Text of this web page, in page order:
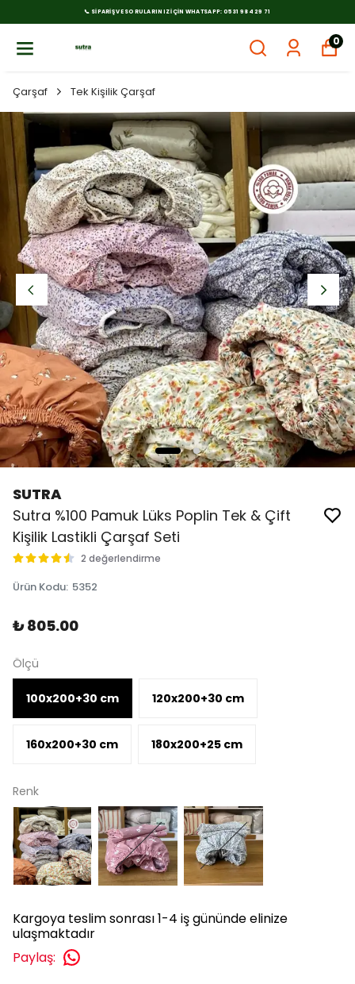
📞 SIPARIŞ VE SORULARINIZ İÇIN WHATSAPP: 0531 984 29 71
0
Çarşaf Tek Kişilik Çarşaf
SUTRA
Sutra %100 Pamuk Lüks Poplin Tek & Çift
Kişilik Lastikli Çarşaf Seti
2 değerlendirme
Ürün Kodu: 5352
₺ 805.00
Ölçü
100x200+30 cm 120x200+30 cm
160x200+30 cm 180x200+25 cm
Renk
Kargoya teslim sonrası 1-4 iş gününde elinize
ulaşmaktadır
Paylaş: